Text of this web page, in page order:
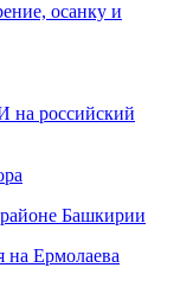
осанку и
на российский
Башкирии
на Ермолаева